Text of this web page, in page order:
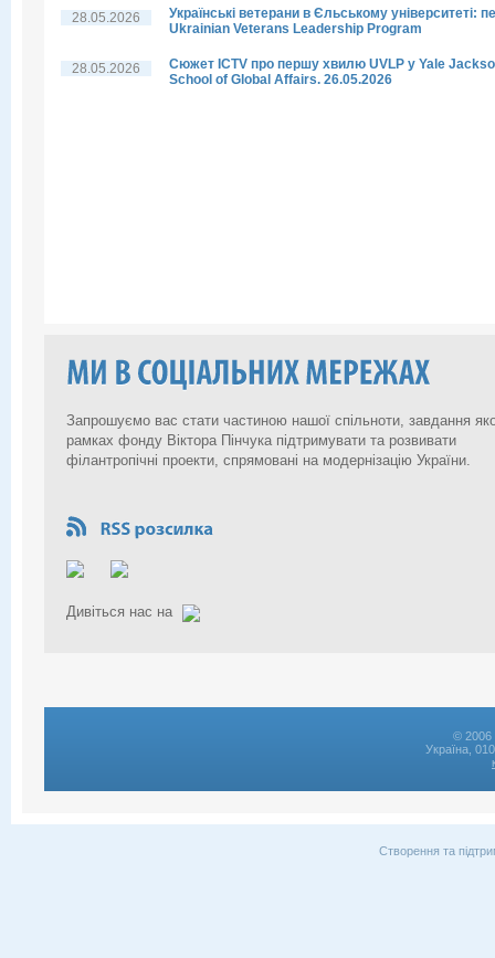
28.05.2026
Українські ветерани в Єльському університеті:
Ukrainian Veterans Leadership Program
28.05.2026
Сюжет ICTV про першу хвилю UVLP у Yale
School of Global Affairs. 26.05.2026
Запрошуємо вас стати частиною нашої спільноти, завдання
рамках фонду Віктора Пінчука підтримувати та розвивати
філантропічні проекти, спрямовані на модернізацію України.
Дивіться нас на
© 2006
Україна,
Створення та